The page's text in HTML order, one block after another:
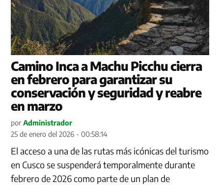
Camino Inca a Machu Picchu cierra
en febrero para garantizar su
conservación y seguridad y reabre
en marzo
por Administrador
25 de enero del 2026 - 00:58:14
El acceso a una de las rutas más icónicas del turismo
en Cusco se suspenderá temporalmente durante
febrero de 2026 como parte de un plan de